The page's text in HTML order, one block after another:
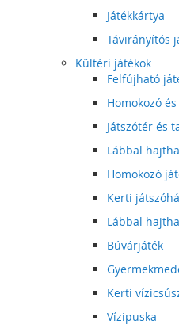
Játékkártya
Távirányítós
Kültéri játékok
Felfújható
Homokozó
Játszótér és
Lábbal
Homokozó
Kerti
Lábbal
Búvárjáték
Kerti
Vízipuska